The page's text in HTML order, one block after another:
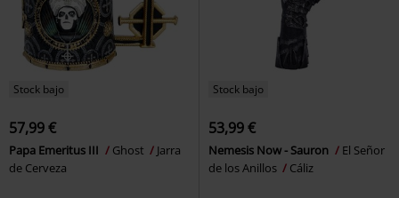
Stock bajo
57,99 €
Papa Emeritus III Ghost
Jarra
de Cerveza
Stock bajo
53,99 €
Nemesis Now - Sauron
El Señor
de los Anillos
Cáliz